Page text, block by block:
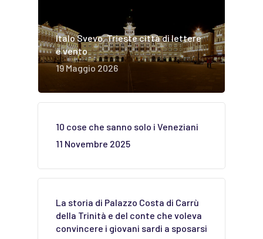
Italo Svevo. Trieste città di lettere
e vento
19 Maggio 2026
10 cose che sanno solo i Veneziani
11 Novembre 2025
La storia di Palazzo Costa di Carrù
della Trinità e del conte che voleva
convincere i giovani sardi a sposarsi